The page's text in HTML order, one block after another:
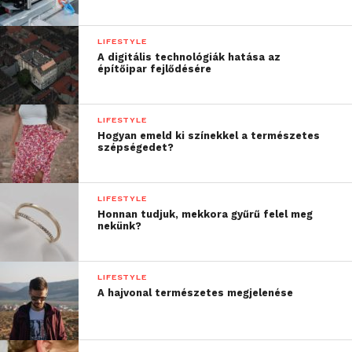
LIFESTYLE
A digitális technológiák hatása az
építőipar fejlődésére
LIFESTYLE
Hogyan emeld ki színekkel a természetes
szépségedet?
LIFESTYLE
Honnan tudjuk, mekkora gyűrű felel meg
nekünk?
LIFESTYLE
A hajvonal természetes megjelenése